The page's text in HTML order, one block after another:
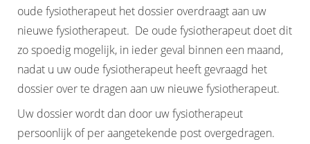
oude fysiotherapeut het dossier overdraagt aan uw
nieuwe fysiotherapeut. De oude fysiotherapeut doet dit
zo spoedig mogelijk, in ieder geval binnen een maand,
nadat u uw oude fysiotherapeut heeft gevraagd het
dossier over te dragen aan uw nieuwe fysiotherapeut.
Uw dossier wordt dan door uw fysiotherapeut
persoonlijk of per aangetekende post overgedragen.